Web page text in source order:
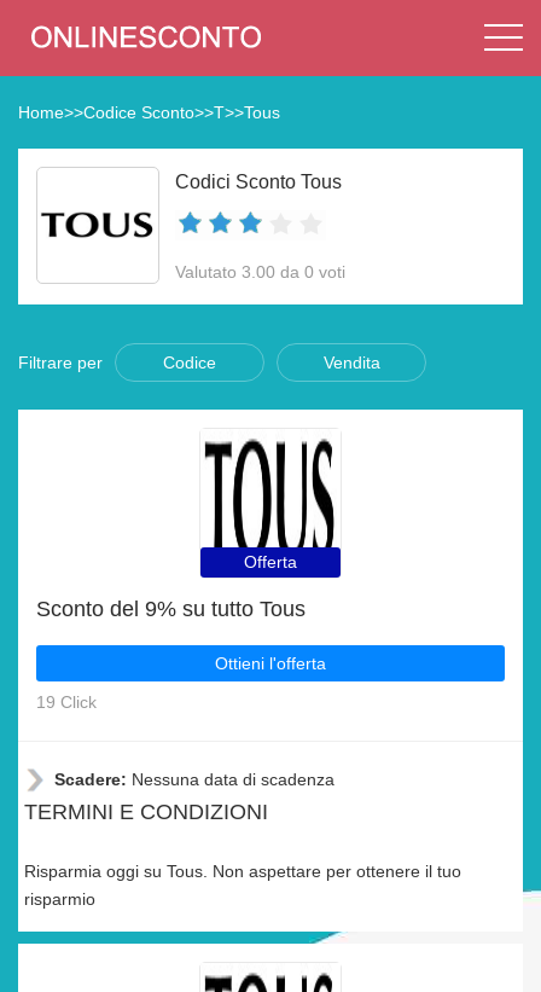
Home>>Codice Sconto>>T>>Tous
Codici Sconto Tous
Valutato 3.00 da 0 voti
Filtrare per Codice Vendita
Offerta
Sconto del 9% su tutto Tous
Ottieni l'offerta
19 Click
Scadere: Nessuna data di scadenza
TERMINI E CONDIZIONI
Risparmia oggi su Tous. Non aspettare per ottenere il tuo
risparmio